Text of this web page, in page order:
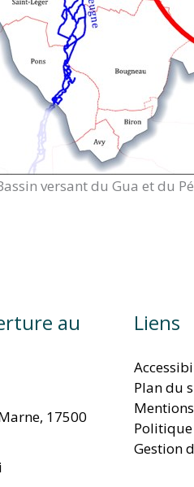
versant du Gua et du
au
17500
Liens
Plan du
Gestion